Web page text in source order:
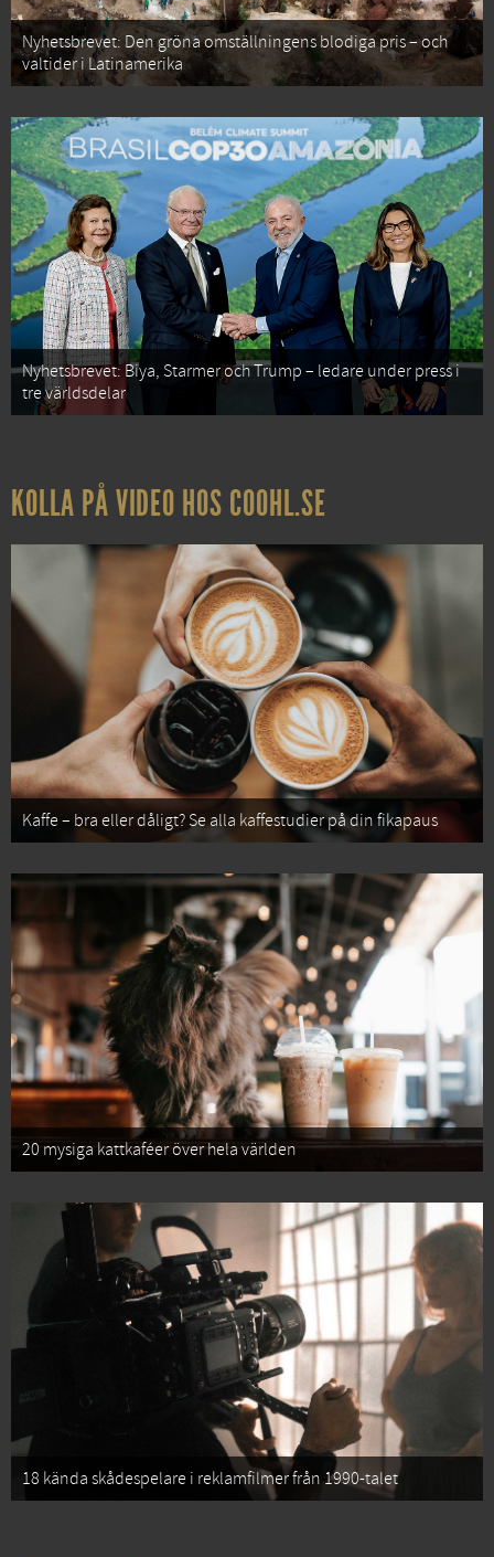
Nyhetsbrevet: Den gröna omställningens blodiga pris – och
valtider i Latinamerika
Nyhetsbrevet: Biya, Starmer och Trump – ledare under press i
tre världsdelar
KOLLA PÅ VIDEO HOS COOHL.SE
Kaffe – bra eller dåligt? Se alla kaffestudier på din fikapaus
20 mysiga kattkaféer över hela världen
18 kända skådespelare i reklamfilmer från 1990-talet